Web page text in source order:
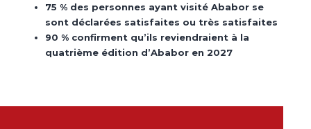
75 % des personnes ayant visité Ababor se
sont déclarées satisfaites ou très satisfaites
90 % confirment qu’ils reviendraient à la
quatrième édition d’Ababor en 2027